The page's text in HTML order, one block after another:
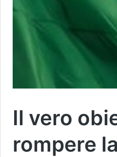
Il vero
rompere